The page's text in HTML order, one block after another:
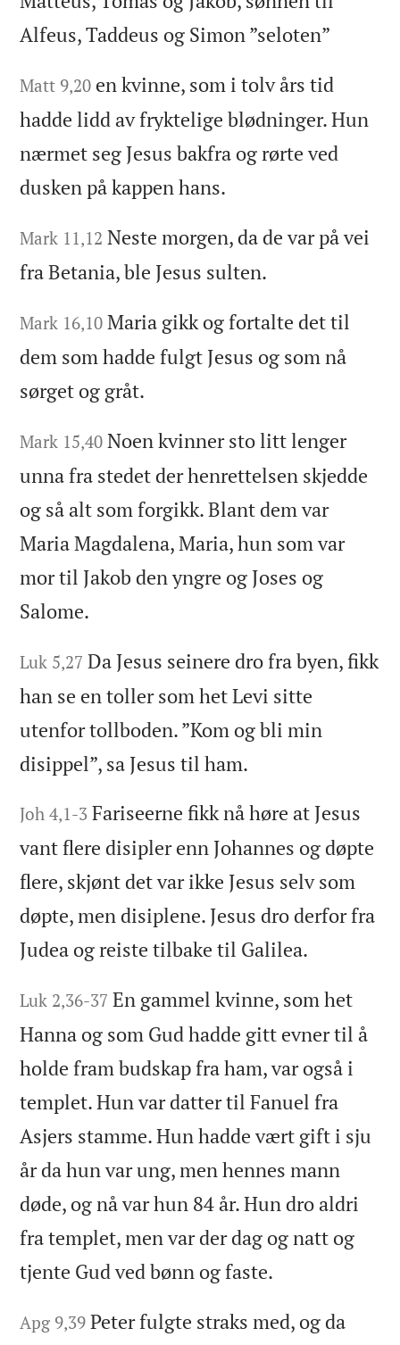
Alfeus, Taddeus og Simon ”seloten”
Matt 9,20 en kvinne, som i tolv års tid
hadde lidd av fryktelige blødninger. Hun
nærmet seg Jesus bakfra og rørte ved
dusken på kappen hans.
Mark 11,12 Neste morgen, da de var på vei
fra Betania, ble Jesus sulten.
Mark 16,10 Maria gikk og fortalte det til
dem som hadde fulgt Jesus og som nå
sørget og gråt.
Mark 15,40 Noen kvinner sto litt lenger
unna fra stedet der henrettelsen skjedde
og så alt som forgikk. Blant dem var
Maria Magdalena, Maria, hun som var
mor til Jakob den yngre og Joses og
Salome.
Luk 5,27 Da Jesus seinere dro fra byen, fikk
han se en toller som het Levi sitte
utenfor tollboden. ”Kom og bli min
disippel”, sa Jesus til ham.
Joh 4,1-3 Fariseerne fikk nå høre at Jesus
vant flere disipler enn Johannes og døpte
flere, skjønt det var ikke Jesus selv som
døpte, men disiplene. Jesus dro derfor fra
Judea og reiste tilbake til Galilea.
Luk 2,36-37 En gammel kvinne, som het
Hanna og som Gud hadde gitt evner til å
holde fram budskap fra ham, var også i
templet. Hun var datter til Fanuel fra
Asjers stamme. Hun hadde vært gift i sju
år da hun var ung, men hennes mann
døde, og nå var hun 84 år. Hun dro aldri
fra templet, men var der dag og natt og
tjente Gud ved bønn og faste.
Apg 9,39 Peter fulgte straks med, og da